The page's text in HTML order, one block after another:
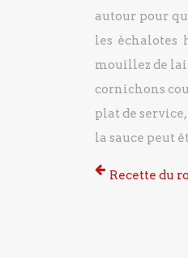
autour pour
les échalotes
mouillez de
cornichons
plat de
la sauce peut
Recette du